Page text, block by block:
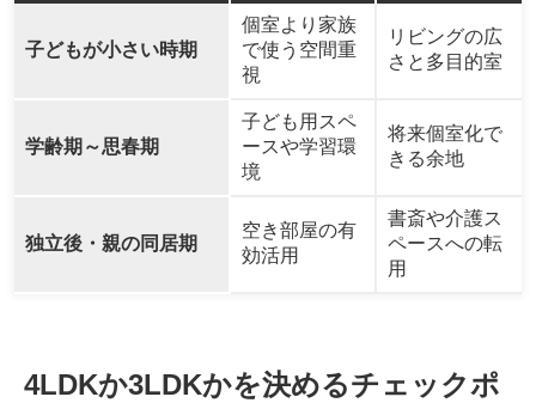
子どもが小さい時期
個室より家族
で使う空間重
視
リビングの広
さと多目的室
学齢期～思春期
子ども用スペ
ースや学習環
境
将来個室化で
きる余地
独立後・親の同居期
空き部屋の有
効活用
書斎や介護ス
ペースへの転
用
4LDKか3LDKかを決めるチェックポ